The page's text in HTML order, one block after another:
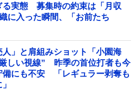
る実態 募集時の約束は「月収
に入った瞬間、「お前たち
人」と肩組みショット「小園海
しい視線” 昨季の首位打者も今
備にも不安 「レギュラー剥奪も